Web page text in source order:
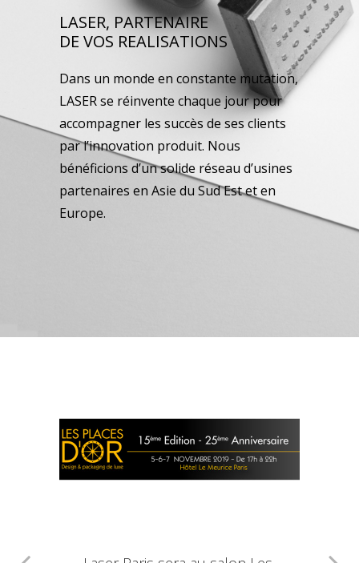
LASER, PARTENAIRE
DE VOS REALISATIONS
Dans un monde en constante mutation,
LASER se réinvente chaque jour pour
accompagner les succès de ses clients
par l’innovation produit. Nous
bénéficions d’un solide réseau d’usines
partenaires en Asie du Sud Est et en
Europe.